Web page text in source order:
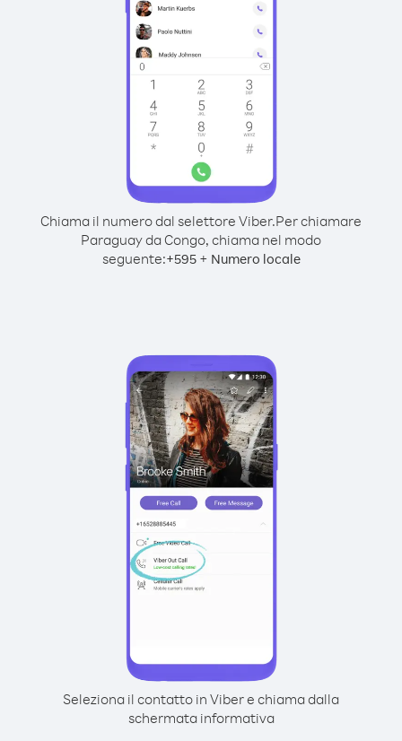
Chiama il numero dal selettore Viber.Per chiamare
Paraguay da Congo, chiama nel modo
seguente:+595+ Numero locale
Seleziona il contatto in Viber e chiama dalla
schermata informativa